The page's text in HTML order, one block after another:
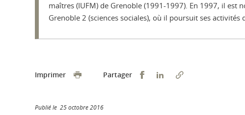
maîtres (IUFM) de Grenoble (1991-1997). En 1997, il est
Grenoble 2 (sciences sociales), où il poursuit ses
Imprimer Partager Partager sur Facebook
Partager sur LinkedIn
Publié le 25 octobre 2016